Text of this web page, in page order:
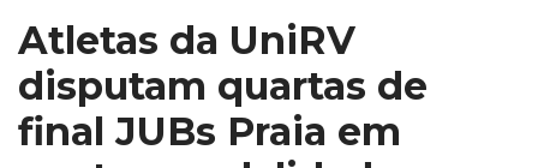
Atletas da UniRV
disputam quartas de
final JUBs Praia em